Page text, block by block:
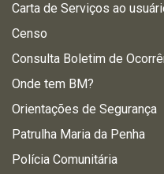
Carta de Serviços ao
Censo
Consulta Boletim de
Onde tem BM?
Orientações de Segurança
Patrulha Maria da Penha
Polícia Comunitária